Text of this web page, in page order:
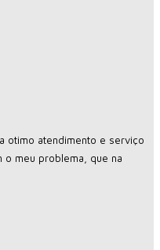
otimo atendimento e serviço
meu problema, que na